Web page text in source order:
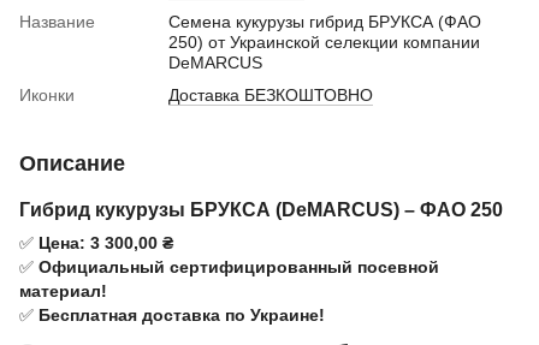
Название
Семена кукурузы гибрид БРУКСА (ФАО
250) от Украинской селекции компании
DeMARCUS
Иконки
Доставка БЕЗКОШТОВНО
Описание
Гибрид кукурузы БРУКСА (DeMARCUS) – ФАО 250
✅ Цена: 3 300,00 ₴
✅ Официальный сертифицированный посевной
материал!
✅ Бесплатная доставка по Украине!